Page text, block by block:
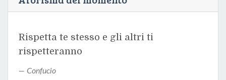
Rispetta te stesso e gli altri ti
rispetteranno
Confucio